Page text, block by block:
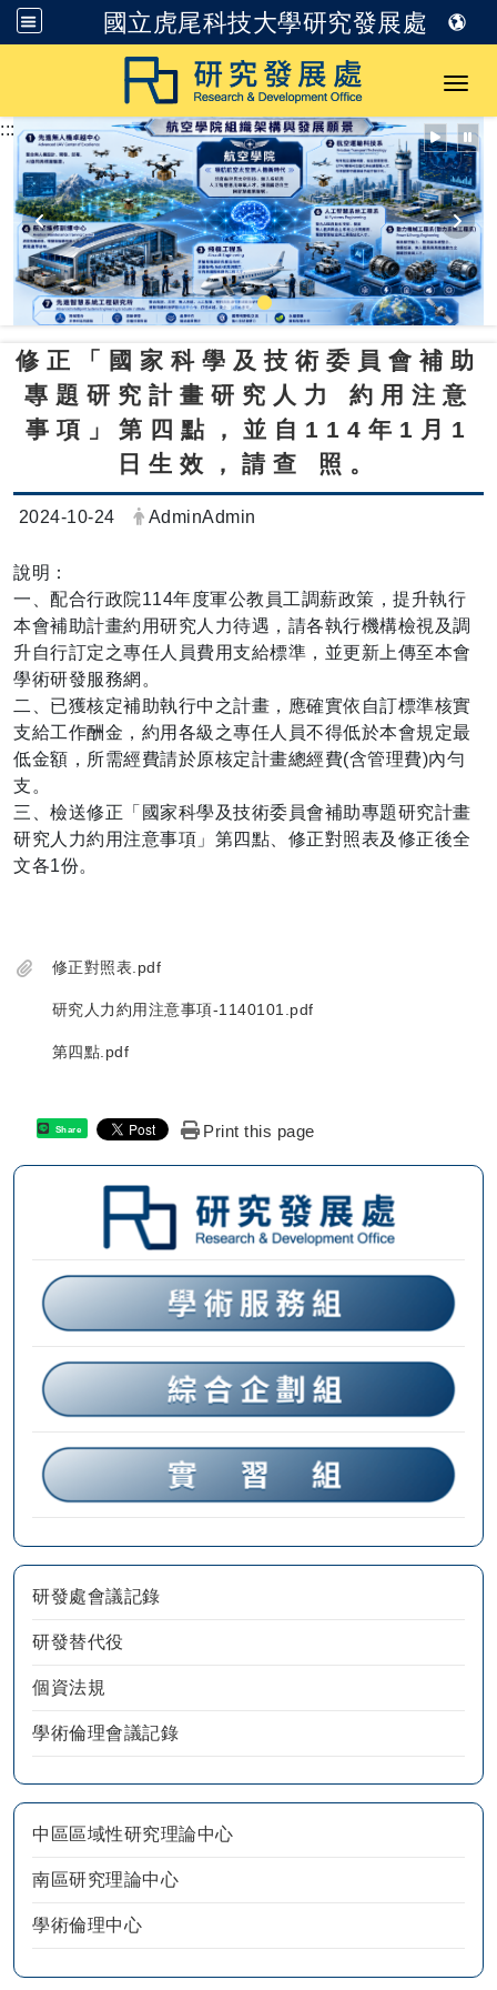
國立虎尾科技大學研究發展處
跳到主要內容
:::
修正「國家科學及技術委員會補助
專題研究計畫研究人力 約用注意
事項」第四點，並自114年1月1
日生效，請查 照。
日期：
2024-10-24 發布者：
AdminAdmin
說明：
一、配合行政院114年度軍公教員工調薪政策，提升執行
本會補助計畫約用研究人力待遇，請各執行機構檢視及調
升自行訂定之專任人員費用支給標準，並更新上傳至本會
學術研發服務網。
二、已獲核定補助執行中之計畫，應確實依自訂標準核實
支給工作酬金，約用各級之專任人員不得低於本會規定最
低金額，所需經費請於原核定計畫總經費(含管理費)內勻
支。
三、檢送修正「國家科學及技術委員會補助專題研究計畫
研究人力約用注意事項」第四點、修正對照表及修正後全
文各1份。
修正對照表.pdf
研究人力約用注意事項-1140101.pdf
第四點.pdf
Share Print this page
研發處會議記錄
研發替代役
個資法規
學術倫理會議記錄
中區區域性研究理論中心
南區研究理論中心
學術倫理中心